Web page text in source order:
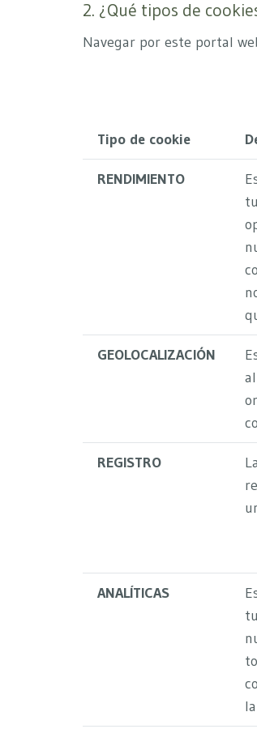
2. ¿Qué tipos de
Navegar por este portal
Tipo de cookie
RENDIMIENTO
GEOLOCALIZACIÓN
REGISTRO
ANALÍTICAS